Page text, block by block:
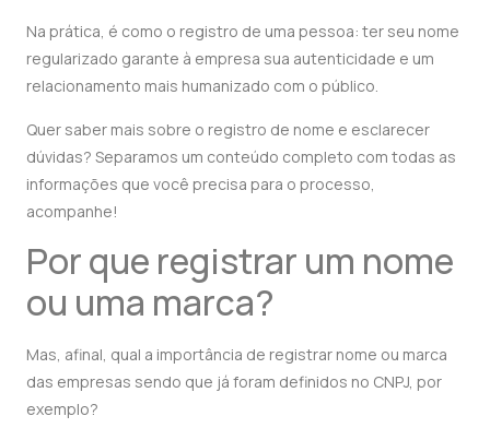
Na prática, é como o registro de uma pessoa: ter seu nome
regularizado garante à empresa sua autenticidade e um
relacionamento mais humanizado com o público.
Quer saber mais sobre o registro de nome e esclarecer
dúvidas? Separamos um conteúdo completo com todas as
informações que você precisa para o processo,
acompanhe!
Por que registrar um nome
ou uma marca?
Mas, afinal, qual a importância de registrar nome ou marca
das empresas sendo que já foram definidos no CNPJ, por
exemplo?